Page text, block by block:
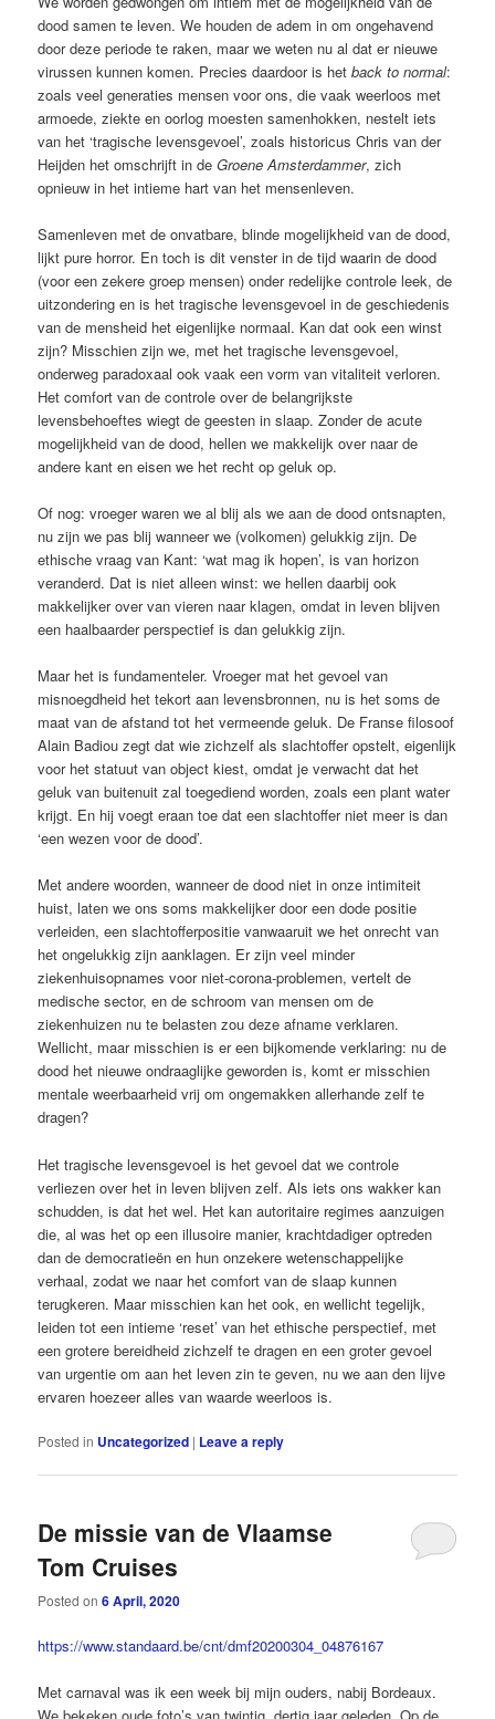
dood samen te leven. We houden de adem in om ongehavend
door deze periode te raken, maar we weten nu al dat er nieuwe
virussen kunnen komen. Precies daardoor is hetback to normal:
zoals veel generaties mensen voor ons, die vaak weerloos met
armoede, ziekte en oorlog moesten samenhokken, nestelt iets
van het ‘tragische levensgevoel’, zoals historicus Chris van der
Heijden het omschrijft in deGroene Amsterdammer, zich
opnieuw in het intieme hart van het mensenleven.
Samenleven met de onvatbare, blinde mogelijkheid van de dood,
lijkt pure horror. En toch is dit venster in de tijd waarin de dood
(voor een zekere groep mensen) onder redelijke controle leek, de
uitzondering en is het tragische levensgevoel in de geschiedenis
van de mensheid het eigenlijke normaal. Kan dat ook een winst
zijn? Misschien zijn we, met het tragische levensgevoel,
onderweg paradoxaal ook vaak een vorm van vitaliteit verloren.
Het comfort van de controle over de belangrijkste
levensbehoeftes wiegt de geesten in slaap. Zonder de acute
mogelijkheid van de dood, hellen we makkelijk over naar de
andere kant en eisen we het recht op geluk op.
Of nog: vroeger waren we al blij als we aan de dood ontsnapten,
nu zijn we pas blij wanneer we (volkomen) gelukkig zijn. De
ethische vraag van Kant: ‘wat mag ik hopen’, is van horizon
veranderd. Dat is niet alleen winst: we hellen daarbij ook
makkelijker over van vieren naar klagen, omdat in leven blijven
een haalbaarder perspectief is dan gelukkig zijn.
Maar het is fundamenteler. Vroeger mat het gevoel van
misnoegdheid het tekort aan levensbronnen, nu is het soms de
maat van de afstand tot het vermeende geluk. De Franse filosoof
Alain Badiou zegt dat wie zichzelf als slachtoffer opstelt, eigenlijk
voor het statuut van object kiest, omdat je verwacht dat het
geluk van buitenuit zal toegediend worden, zoals een plant water
krijgt. En hij voegt eraan toe dat een slachtoffer niet meer is dan
‘een wezen voor de dood’.
Met andere woorden, wanneer de dood niet in onze intimiteit
huist, laten we ons soms makkelijker door een dode positie
verleiden, een slachtofferpositie vanwaaruit we het onrecht van
het ongelukkig zijn aanklagen. Er zijn veel minder
ziekenhuisopnames voor niet-corona-problemen, vertelt de
medische sector, en de schroom van mensen om de
ziekenhuizen nu te belasten zou deze afname verklaren.
Wellicht, maar misschien is er een bijkomende verklaring: nu de
dood het nieuwe ondraaglijke geworden is, komt er misschien
mentale weerbaarheid vrij om ongemakken allerhande zelf te
dragen?
Het tragische levensgevoel is het gevoel dat we controle
verliezen over het in leven blijven zelf. Als iets ons wakker kan
schudden, is dat het wel. Het kan autoritaire regimes aanzuigen
die, al was het op een illusoire manier, krachtdadiger optreden
dan de democratieën en hun onzekere wetenschappelijke
verhaal, zodat we naar het comfort van de slaap kunnen
terugkeren. Maar misschien kan het ook, en wellicht tegelijk,
leiden tot een intieme ‘reset’ van het ethische perspectief, met
een grotere bereidheid zichzelf te dragen en een groter gevoel
van urgentie om aan het leven zin te geven, nu we aan den lijve
ervaren hoezeer alles van waarde weerloos is.
Posted in Uncategorized | Leave a reply
De missie van de Vlaamse
Tom Cruises
Posted on6 April, 2020
https://www.standaard.be/cnt/dmf20200304_04876167
Met carnaval was ik een week bij mijn ouders, nabij Bordeaux.